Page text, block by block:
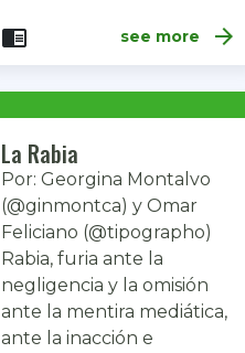
chrome_reader_mode see more arrow_forward
La Rabia
Por: Georgina Montalvo
(@ginmontca) y Omar
Feliciano (@tipographo)
Rabia, furia ante la
negligencia y la omisión
ante la mentira mediática,
ante la inacción e